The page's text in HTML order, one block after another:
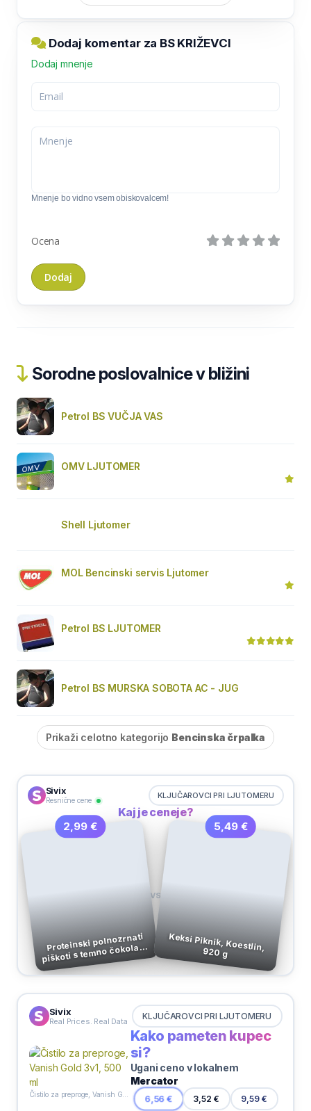
Dodaj komentar za BS KRIŽEVCI
Dodaj mnenje
Mnenje bo vidno vsem obiskovalcem!
Ocena
Sorodne poslovalnice v bližini
Petrol BS VUČJA VAS
OMV LJUTOMER
Shell Ljutomer
MOL Bencinski servis Ljutomer
Petrol BS LJUTOMER
Petrol BS MURSKA SOBOTA AC - JUG
Prikaži celotno kategorijo Bencinska črpalka
Sivix
Resnične cene
KLJUČAROVCI PRI LJUTOMERU
Kaj je ceneje?
2,99 €
Proteinski polnozrnati
piškoti s temno čokolado
in pomarančo,
Grancereale, 250 g
VS
5,49 €
Keksi Piknik, Koestlin,
920 g
Sivix
Real Prices. Real Data KLJUČAROVCI PRI LJUTOMERU
Kako pameten kupec
si?
Ugani ceno v lokalnem
Mercator
6,56 € 3,52 € 9,59 €